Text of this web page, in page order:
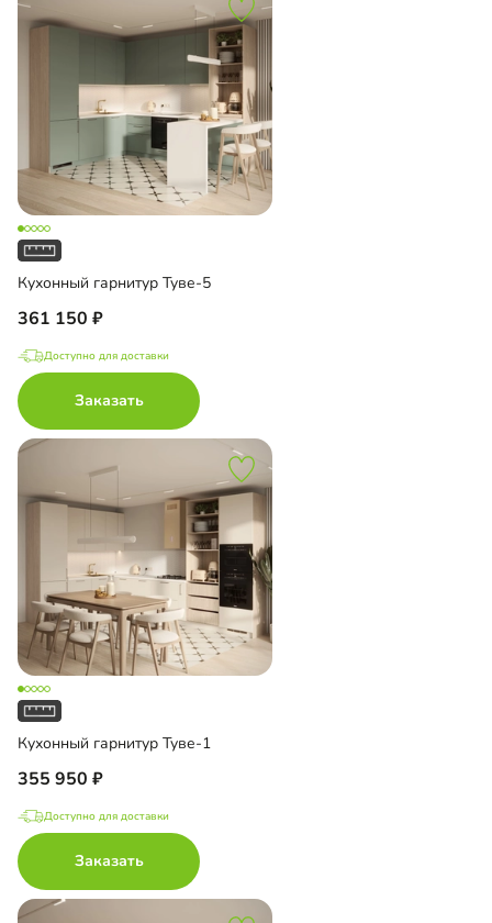
Кухонный гарнитур Туве-5
361 150
Доступно для доставки
Заказать
Кухонный гарнитур Туве-1
355 950
Доступно для доставки
Заказать